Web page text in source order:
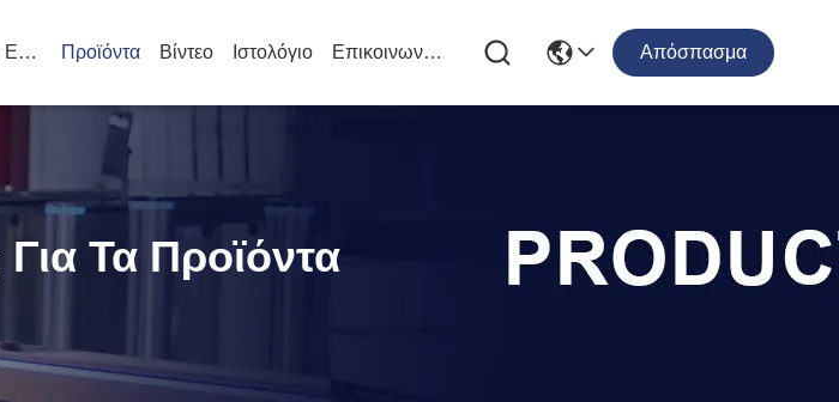
Περίπου Εμείς Προϊόντα Βίντεο Ιστολόγιο Επικοινωνήστε Μαζί Μας Απόσπασμα
Για Τα Προϊόντα